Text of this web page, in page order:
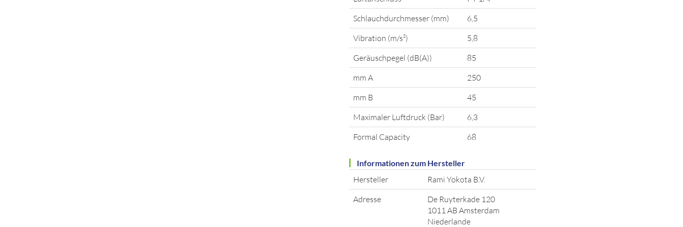
Schlauchdurchmesser (mm)
6,5
Vibration (m/s²)
5,8
Geräuschpegel (dB(A))
85
mm A
250
mm B
45
Maximaler Luftdruck (Bar)
6,3
Formal Capacity
68
Informationen zum Hersteller
Hersteller
Rami Yokota B.V.
Adresse
De Ruyterkade 120
1011 AB Amsterdam
Niederlande